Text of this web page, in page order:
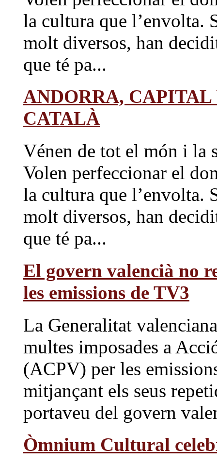
la cultura que l’envolta.
molt diversos, han
que té pa...
ANDORRA,
CATALÀ
Vénen de tot el món i la
Volen perfeccionar el
la cultura que l’envolta.
molt diversos, han
que té pa...
El govern valencià no
les emissions de TV3
La Generalitat
multes imposades a
(ACPV) per les
mitjançant els seus
portaveu del govern
Òmnium Cultural